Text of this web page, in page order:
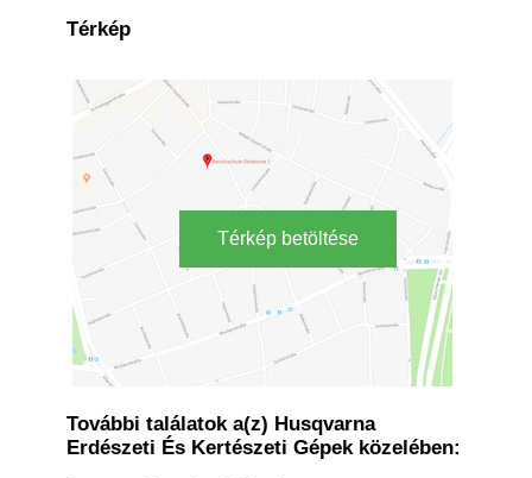
Térkép
Térkép betöltése
További találatok a(z) Husqvarna
Erdészeti És Kertészeti Gépek közelében: